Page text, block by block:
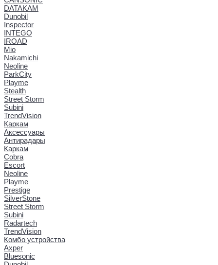
DATAKAM
Dunobil
Inspector
INTEGO
IROAD
Mio
Nakamichi
Neoline
ParkCity
Playme
Stealth
Street Storm
Subini
TrendVision
Каркам
Аксессуары
Антирадары
Каркам
Cobra
Escort
Neoline
Playme
Prestige
SilverStone
Street Storm
Subini
Radartech
TrendVision
Комбо устройства
Axper
Bluesonic